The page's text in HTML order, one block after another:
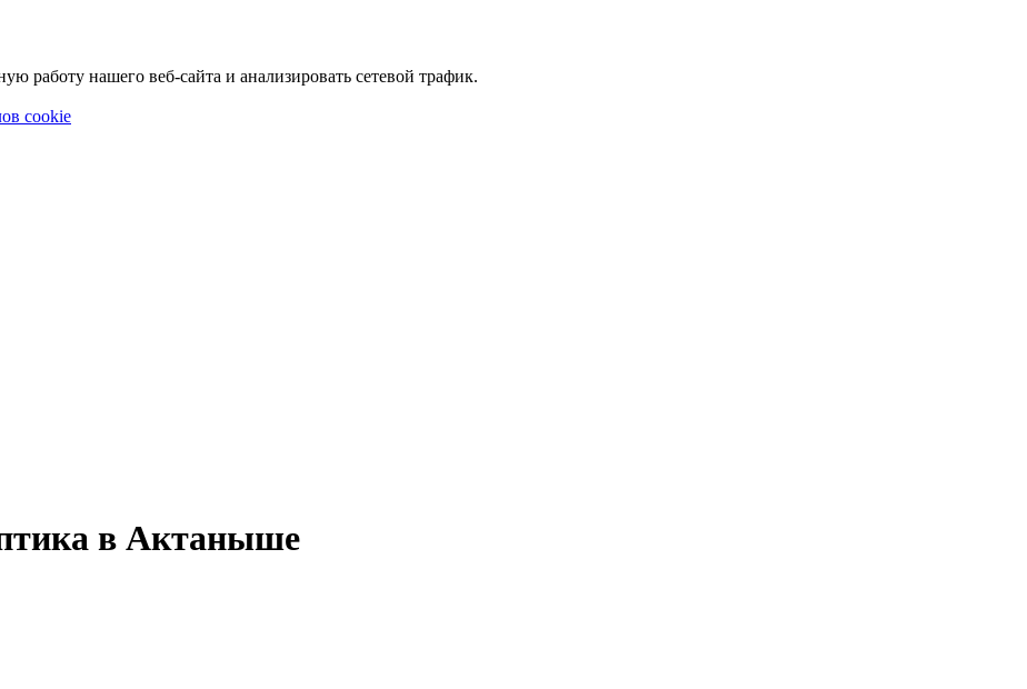
работу нашего веб-сайта и анализировать сетевой трафик.
cookie
в Актаныше